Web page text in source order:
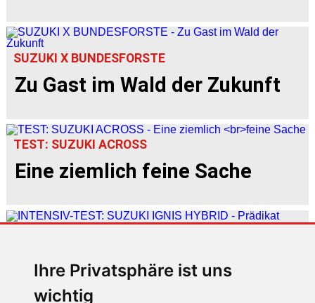
Ihre Privatsphäre ist uns
wichtig
SUZUKI X BUNDESFORSTE
Zu Gast im Wald der Zukunft
TEST: SUZUKI ACROSS
Eine ziemlich feine Sache
Prädikat wertvoll